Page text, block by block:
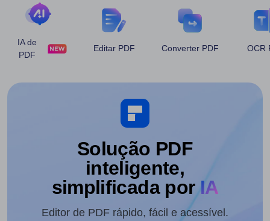
IA de
PDF
Editar PDF Converter PDF OCR
Solução PDF
inteligente,
simplificada porIA
Editor de PDF rápido, fácil e acessível.